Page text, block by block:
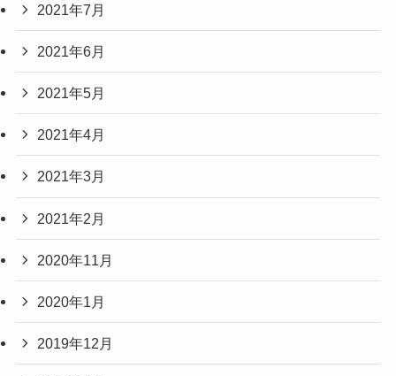
2021年7月
2021年6月
2021年5月
2021年4月
2021年3月
2021年2月
2020年11月
2020年1月
2019年12月